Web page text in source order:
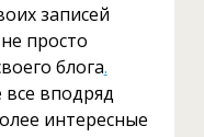
записей
просто
блога.
все вподряд
интересные